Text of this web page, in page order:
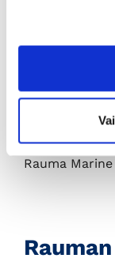
Hallituksen
Oy:stä ja
Kongsberg
Leo Laine
Leimet Oy:stä
Rauma